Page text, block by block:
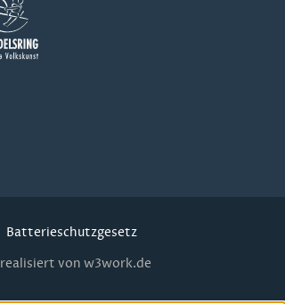
Batterieschutzgesetz
realisiert von w3work.de